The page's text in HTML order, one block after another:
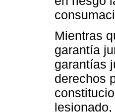
Mientras
garantía
garantías
derechos